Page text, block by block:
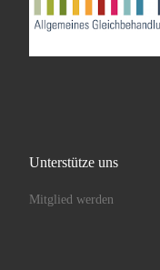
Unterstütze uns
Mitglied werden